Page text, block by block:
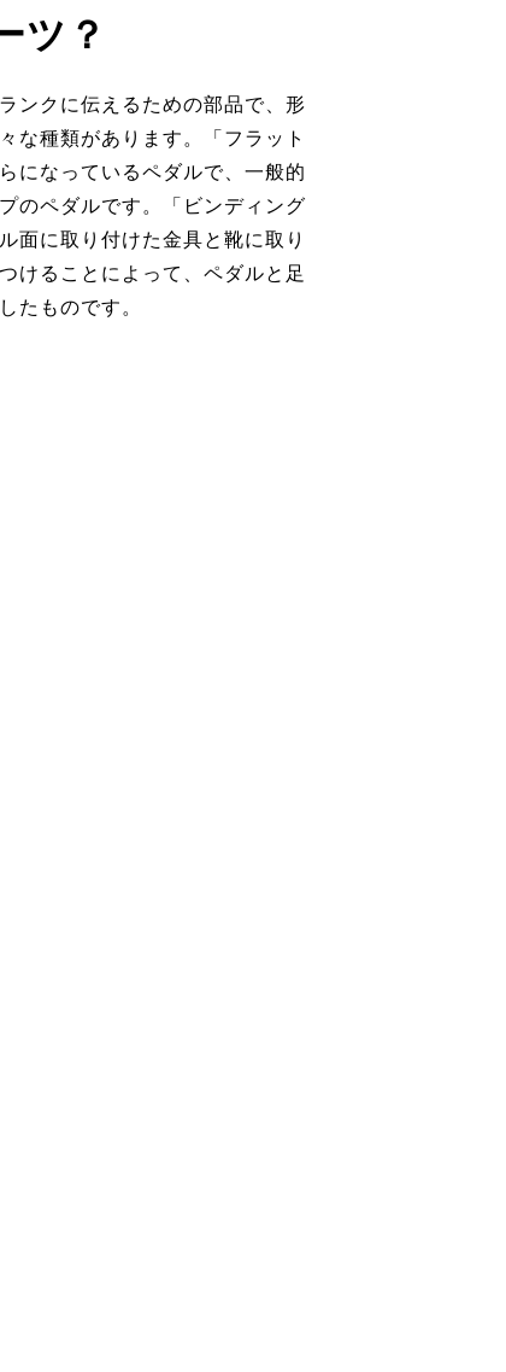
ツ？
ンクに伝えるための部品で、形
な種類があります。「フラット
になっているペダルで、一般的
のペダルです。「ビンディング
面に取り付けた金具と靴に取り
けることによって、ペダルと足
たものです。